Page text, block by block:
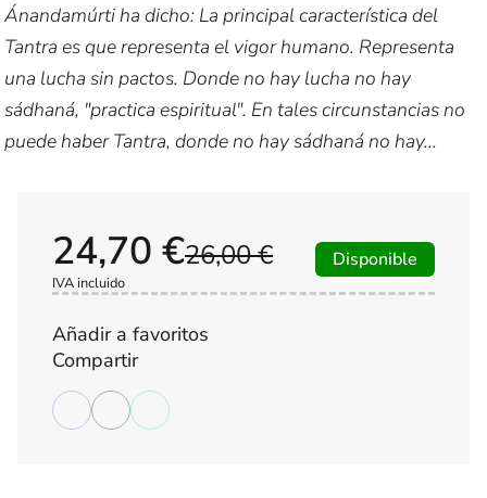
Ánandamúrti ha dicho: La principal característica del
Tantra es que representa el vigor humano. Representa
una lucha sin pactos. Donde no hay lucha no hay
sádhaná, "practica espiritual". En tales circunstancias no
puede haber Tantra, donde no hay sádhaná no hay...
26,00 €
24,70 €
IVA incluido
Disponible
Añadir a favoritos
Compartir